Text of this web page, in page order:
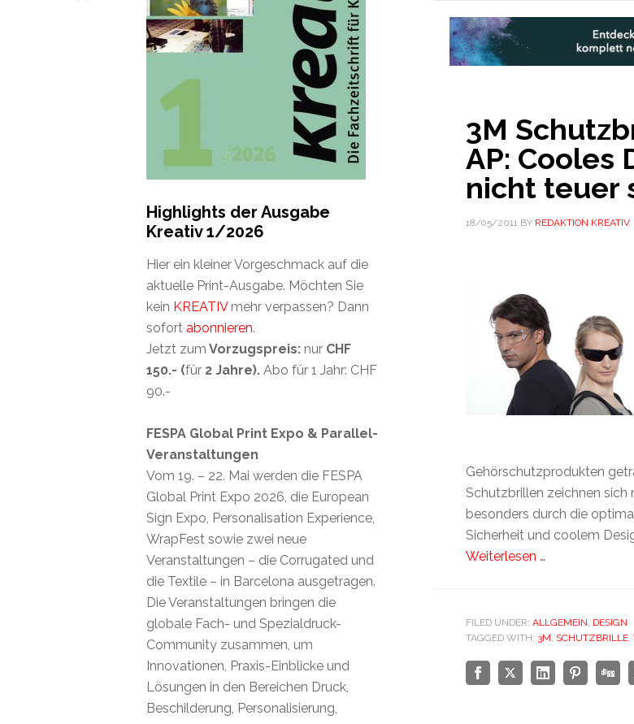
3M
AP: Cooles
nicht teuer
18/05/2011BY REDAKTION KREATIV
Gehörschutzprodukten
Schutzbrillen zeichnen sich
besonders durch die
Sicherheit und coolem
Weiterlesen …
FILED UNDER: ALLGEMEIN, DESIGN
TAGGED WITH: 3M, SCHUTZBRILLE,
Highlights der Ausgabe
Kreativ 1/2026
Hier ein kleiner Vorgeschmack auf die
aktuelle Print-Ausgabe. Möchten Sie
kein KREATIVmehr verpassen? Dann
sofort abonnieren.
Jetzt zum Vorzugspreis: nur CHF
150.- (für 2 Jahre). Abo für 1 Jahr: CHF
90.-
FESPA Global Print Expo & Parallel-
Veranstaltungen
Vom 19. – 22. Mai werden die FESPA
Global Print Expo 2026, die European
Sign Expo, Personalisation Experience,
WrapFest sowie zwei neue
Veranstaltungen – die Corrugated und
die Textile – in Barcelona ausgetragen.
Die Veranstaltungen bringen die
globale Fach- und Spezialdruck-
Community zusammen, um
Innovationen, Praxis-Einblicke und
Lösungen in den Bereichen Druck,
Beschilderung, Personalisierung,